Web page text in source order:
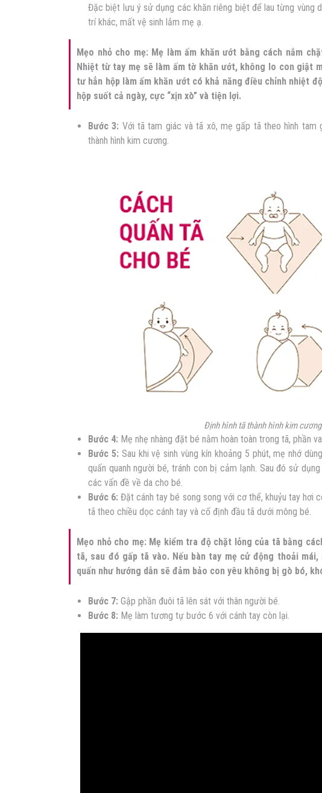
Đặc biệt lưu ý sử dụng các khăn riêng biệt để lau từng vùng
trí khác, mất vệ sinh lắm mẹ ạ.
Mẹo nhỏ cho mẹ: Mẹ làm ấm khăn ướt bằng cách nắm
Nhiệt từ tay mẹ sẽ làm ấm tờ khăn ướt, không lo con giật
tư hẳn hộp làm ấm khăn ướt có khả năng điều chỉnh nhiệt
hộp suốt cả ngày, cực “xịn xò” và tiện lợi.
Bước 3: Với tã tam giác và tã xô, mẹ gấp tã theo hình tam
thành hình kim cương.
Định hình tã thành hình kim
Bước 4: Mẹ nhẹ nhàng đặt bé nằm hoàn toàn trong tã, phần
Bước 5: Sau khi vệ sinh vùng kín khoảng 5 phút, mẹ nhớ
quấn quanh người bé, tránh con bị cảm lạnh. Sau đó sử
các vấn đề về da cho bé.
Bước 6: Đặt cánh tay bé song song với cơ thể, khuỷu tay hơi
tã theo chiều dọc cánh tay và cố định đầu tã dưới mông bé.
Mẹo nhỏ cho mẹ: Mẹ kiểm tra độ chặt lỏng của tã bằng
tã, sau đó gấp tã vào. Nếu bàn tay mẹ cử động thoải
quấn như hướng dẫn sẽ đảm bảo con yêu không bị gò bó,
Bước 7: Gập phần đuôi tã lên sát với thân người bé.
Bước 8: Mẹ làm tương tự bước 6 với cánh tay còn lại.